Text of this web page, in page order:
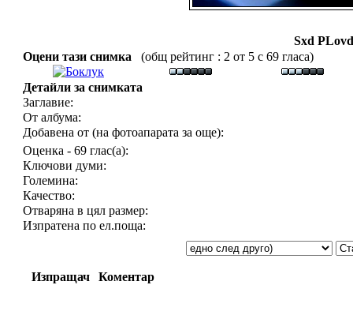
Sxd
Оцени тази снимка
(общ рейтинг : 2 от 5 с 69 гласа)
Детайли за снимката
Заглавие:
От албума:
Добавена от (на фотоапарата за още):
Оценка - 69 глас(а):
Ключови думи:
Големина:
Качество:
Отваряна в цял размер:
Изпратена по ел.поща:
Изпращач Коментар